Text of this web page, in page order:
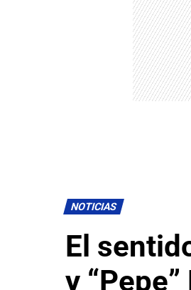
NOTICIAS
El
y